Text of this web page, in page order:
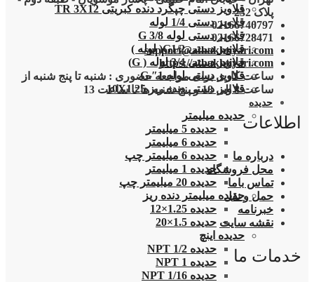
قلاویز دستی چپگرد دنده کبریتی TR 3X12
قلاویز دستی 1/4 لوله
قلاویز دستی لوله G 3/8
قلاویز دستی G1/2( لوله )
قلاویز دستی 3/4 لوله ( G)
قلاویز دستی لوله 1″.G
قلاویز دستی دنده ریز 10X1.25
حدیده
حدیده میلیمتر
حدیده 5 میلیمتر
حدیده 6 میلیمتر
حدیده 6 میلیمتر چپ
حدیده 1 میلیمتر
حدیده 20 میلیمتر چپ
حدیده میلیمتر دنده ریز
حدیده 1.25×12
حدیده 1.5×20
حدیده اینچ
حدیده 1/2 NPT
حدیده NPT 1
حدیده 1/16 NPT
پلاک 232
02166740797
02166728471
support@atbakhtiyari.com
https://atbakhtiyari.com
ساعت کاری برای مراجعه حضوری : شنبه تا پنج شنبه از
ساعت 8 الی 18 و پنج شنبه ها تا ساعت 13
اطلاعات
درباره ما
محل فروشگاه
تماس باما
حمل و نقل
خبرنامه
نقشه سایت
خدمات ما